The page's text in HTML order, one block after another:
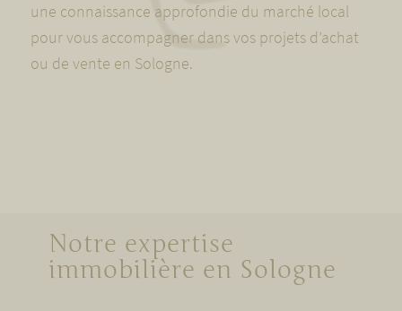
une connaissance approfondie du marché local
pour vous accompagner dans vos projets d’achat
ou de vente en Sologne.
Notre expertise
immobilière en Sologne